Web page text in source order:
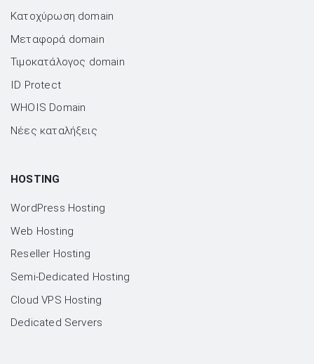
Κατοχύρωση domain
Μεταφορά domain
Τιμοκατάλογος domain
ID Protect
WHOIS Domain
Νέες καταλήξεις
HOSTING
WordPress Hosting
Web Hosting
Reseller Hosting
Semi-Dedicated Hosting
Cloud VPS Hosting
Dedicated Servers